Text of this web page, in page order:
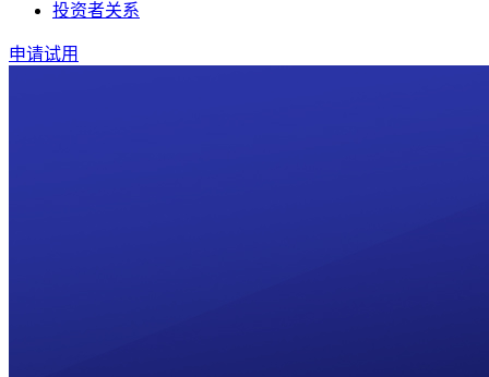
投资者关系
申请试用